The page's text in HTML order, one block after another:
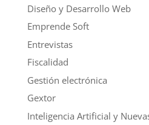
Diseño y Desarrollo Web
Emprende Soft
Entrevistas
Fiscalidad
Gestión electrónica
Gextor
Inteligencia Artificial y